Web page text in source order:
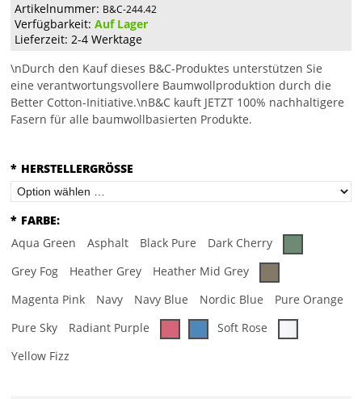
Artikelnummer: B&C-244.42
Verfügbarkeit:Auf Lager
Lieferzeit: 2-4 Werktage
\nDurch den Kauf dieses B&C-Produktes unterstützen Sie
eine verantwortungsvollere Baumwollproduktion durch die
Better Cotton-Initiative.\nB&C kauft JETZT 100% nachhaltigere
Fasern für alle baumwollbasierten Produkte.
* HERSTELLERGRÖSSE
* FARBE:
Aqua Green
Asphalt Black Pure
Dark Cherry
Grey Fog
Heather Grey
Heather Mid Grey
Magenta Pink
Navy Navy Blue Nordic Blue
Pure Orange
Pure Sky
Radiant Purple
Soft Rose
Yellow Fizz